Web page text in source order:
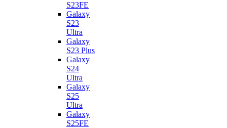
S23FE
Galaxy
S23
Ultra
Galaxy
S23 Plus
Galaxy
S24
Ultra
Galaxy
S25
Ultra
Galaxy
S25FE